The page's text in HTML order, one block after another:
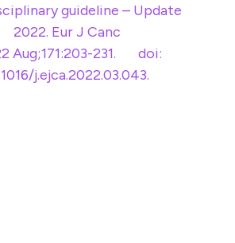
guideline – Update
2022. Eur J Canc
Aug;171:203-231. doi:
j.ejca.2022.03.043.